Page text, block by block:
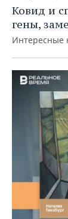
Ковид и
гены,
Интересные